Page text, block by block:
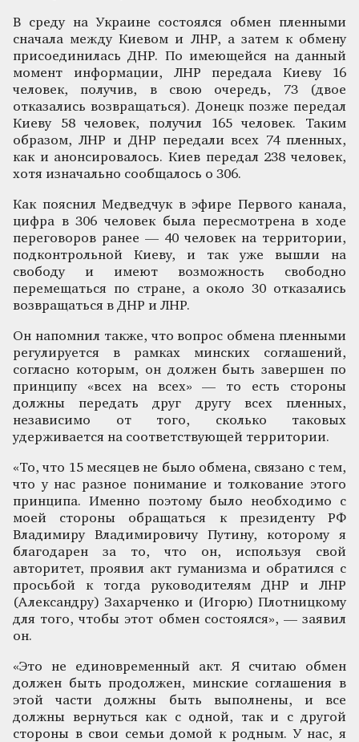
В среду на Украине состоялся обмен пленными
сначала между Киевом и ЛНР, а затем к обмену
присоединилась ДНР. По имеющейся на данный
момент информации, ЛНР передала Киеву 16
человек, получив, в свою очередь, 73 (двое
отказались возвращаться). Донецк позже передал
Киеву 58 человек, получил 165 человек. Таким
образом, ЛНР и ДНР передали всех 74 пленных,
как и анонсировалось. Киев передал 238 человек,
хотя изначально сообщалось о 306.
Как пояснил Медведчук в эфире Первого канала,
цифра в 306 человек была пересмотрена в ходе
переговоров ранее — 40 человек на территории,
подконтрольной Киеву, и так уже вышли на
свободу и имеют возможность свободно
перемещаться по стране, а около 30 отказались
возвращаться в ДНР и ЛНР.
Он напомнил также, что вопрос обмена пленными
регулируется в рамках минских соглашений,
согласно которым, он должен быть завершен по
принципу «всех на всех» — то есть стороны
должны передать друг другу всех пленных,
независимо от того, сколько таковых
удерживается на соответствующей территории.
«То, что 15 месяцев не было обмена, связано с тем,
что у нас разное понимание и толкование этого
принципа. Именно поэтому было необходимо с
моей стороны обращаться к президенту РФ
Владимиру Владимировичу Путину, которому я
благодарен за то, что он, используя свой
авторитет, проявил акт гуманизма и обратился с
просьбой к тогда руководителям ДНР и ЛНР
(Александру) Захарченко и (Игорю) Плотницкому
для того, чтобы этот обмен состоялся», — заявил
он.
«Это не единовременный акт. Я считаю обмен
должен быть продолжен, минские соглашения в
этой части должны быть выполнены, и все
должны вернуться как с одной, так и с другой
стороны в свои семьи домой к родным. У нас, я